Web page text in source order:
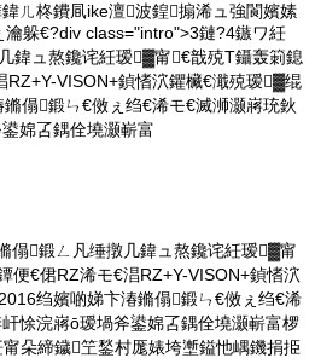
ㄦ柊鐨凬ike澶波鍠搧浠ュ強閬嬪嫊
躲€?div class="intro">3鏈?4鏃ワ紝
鍏ュ熬鑱诧紝瑷▓甯€戠殑T鑷轰箣鎴
RZ+Y-VISON+鍞愭泬鑺欌€濈殑瑷▓绲
傝鍛ㄣ€傚ぇ绉€浠モ€滅浉灏嶈珫鈥
婂叾鍝佺墝灏嶄富
傝鍛ㄥ凡缍撴几鍏ュ熬鑱诧紝瑷▓甯
便€侰RZ浠モ€淐RZ+Y-VISON+鍞愭泬
绉嬪啲娣卞湷鏅傝鍛ㄣ€傚ぇ绉€浠
悇浣嶈ō瑷堝斧鍙婂叾鍝佺墝灏嶄富椤
朵締鐬笁鍫村厖婊垮壍鎰忚嵎鐖捐挋